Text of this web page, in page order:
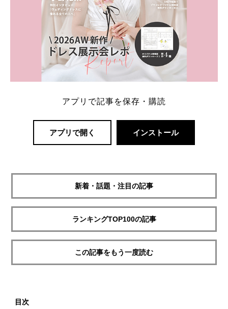
アプリで記事を保存・購読
アプリで開く インストール
新着・話題・注目の記事
ランキングTOP100の記事
この記事をもう一度読む
目次